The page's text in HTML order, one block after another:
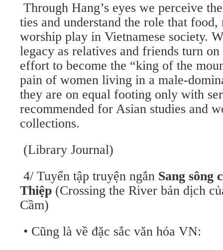
Through Hang’s eyes we perceive
ties and understand the role that
worship play in Vietnamese society.
legacy as relatives and friends turn
effort to become the “king of the
pain of women living in a male-
they are on equal footing only with
recommended for Asian studies and
collections.
(Library Journal)
4/ Tuyển tập truyện ngắn Sang sông
Thiệp (Crossing the River bản dịch
Cầm)
• Cũng là về đặc sắc văn hóa VN: